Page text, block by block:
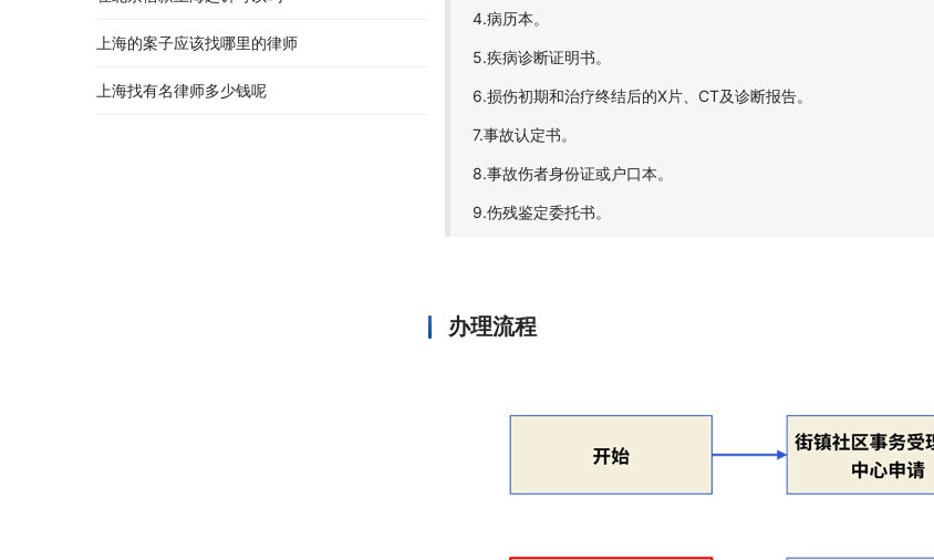
4.病历本。
5.疾病诊断证明书。
6.损伤初期和治疗终结后的X片、CT及诊断报告。
7.事故认定书。
8.事故伤者身份证或户口本。
9.伤残鉴定委托书。
办理流程
上海的案子应该找哪里的律师
上海找有名律师多少钱呢